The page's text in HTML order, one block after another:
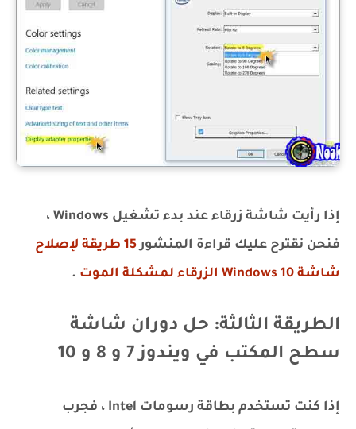
إذا رأيت شاشة زرقاء عند بدء تشغيل Windows ،
فنحن نقترح عليك قراءة المنشور
15 طريقة لإصلاح
شاشة Windows 10 الزرقاء لمشكلة الموت
.
الطريقة الثالثة: حل دوران شاشة
سطح المكتب في ويندوز 7 و 8 و 10
إذا كنت تستخدم بطاقة رسومات Intel ، فجرب